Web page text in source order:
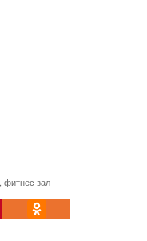
фитнес зал